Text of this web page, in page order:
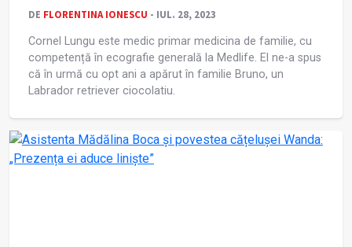
DE FLORENTINA IONESCU - IUL. 28, 2023
Cornel Lungu este medic primar medicina de familie, cu
competență în ecografie generală la Medlife. El ne-a spus
că în urmă cu opt ani a apărut în familie Bruno, un
Labrador retriever ciocolatiu.